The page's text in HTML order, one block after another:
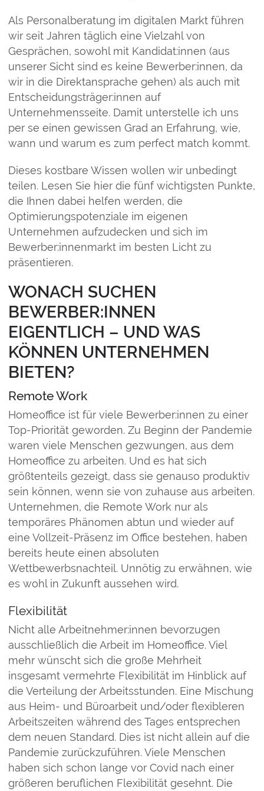
Als Personalberatung im digitalen Markt führen
wir seit Jahren täglich eine Vielzahl von
Gesprächen, sowohl mit Kandidat:innen (aus
unserer Sicht sind es keine Bewerber:innen, da
wir in die Direktansprache gehen) als auch mit
Entscheidungsträger:innen auf
Unternehmensseite. Damit unterstelle ich uns
per se einen gewissen Grad an Erfahrung, wie,
wann und warum es zum perfect match kommt.
Dieses kostbare Wissen wollen wir unbedingt
teilen. Lesen Sie hier die fünf wichtigsten Punkte,
die Ihnen dabei helfen werden, die
Optimierungspotenziale im eigenen
Unternehmen aufzudecken und sich im
Bewerber:innenmarkt im besten Licht zu
präsentieren.
WONACH SUCHEN
BEWERBER:INNEN
EIGENTLICH – UND WAS
KÖNNEN UNTERNEHMEN
BIETEN?
Remote Work
Homeoffice ist für viele Bewerber:innen zu einer
Top-Priorität geworden. Zu Beginn der Pandemie
waren viele Menschen gezwungen, aus dem
Homeoffice zu arbeiten. Und es hat sich
größtenteils gezeigt, dass sie genauso produktiv
sein können, wenn sie von zuhause aus arbeiten.
Unternehmen, die Remote Work nur als
temporäres Phänomen abtun und wieder auf
eine Vollzeit-Präsenz im Office bestehen, haben
bereits heute einen absoluten
Wettbewerbsnachteil. Unnötig zu erwähnen, wie
es wohl in Zukunft aussehen wird.
Flexibilität
Nicht alle Arbeitnehmer:innen bevorzugen
ausschließlich die Arbeit im Homeoffice. Viel
mehr wünscht sich die große Mehrheit
insgesamt vermehrte Flexibilität im Hinblick auf
die Verteilung der Arbeitsstunden. Eine Mischung
aus Heim- und Büroarbeit und/oder flexibleren
Arbeitszeiten während des Tages entsprechen
dem neuen Standard. Dies ist nicht allein auf die
Pandemie zurückzuführen. Viele Menschen
haben sich schon lange vor Covid nach einer
größeren beruflichen Flexibilität gesehnt. Die